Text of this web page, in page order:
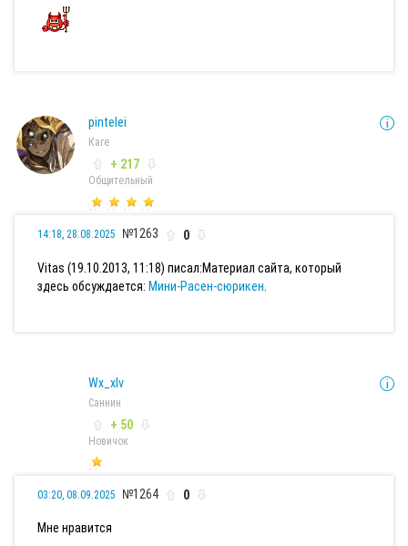
pintelei
Каге
+ 217
Общительный
14:18, 28.08.2025 №1263 0
Vitas (19.10.2013, 11:18) писал:Материал сайта, который
здесь обсуждается: Мини-Расен-сюрикен
Wx_xlv
Саннин
+ 50
Новичок
03:20, 08.09.2025 №1264 0
Мне нравится